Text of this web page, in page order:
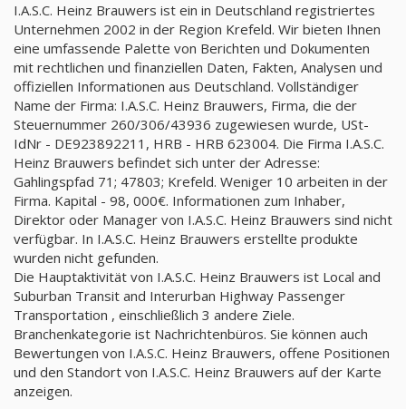
I.A.S.C. Heinz Brauwers ist ein in Deutschland registriertes
Unternehmen 2002 in der Region Krefeld. Wir bieten Ihnen
eine umfassende Palette von Berichten und Dokumenten
mit rechtlichen und finanziellen Daten, Fakten, Analysen und
offiziellen Informationen aus Deutschland. Vollständiger
Name der Firma: I.A.S.C. Heinz Brauwers, Firma, die der
Steuernummer 260/306/43936 zugewiesen wurde, USt-
IdNr - DE923892211, HRB - HRB 623004. Die Firma I.A.S.C.
Heinz Brauwers befindet sich unter der Adresse:
Gahlingspfad 71; 47803; Krefeld. Weniger 10 arbeiten in der
Firma. Kapital - 98, 000€. Informationen zum Inhaber,
Direktor oder Manager von I.A.S.C. Heinz Brauwers sind nicht
verfügbar. In I.A.S.C. Heinz Brauwers erstellte produkte
wurden nicht gefunden.
Die Hauptaktivität von I.A.S.C. Heinz Brauwers ist Local and
Suburban Transit and Interurban Highway Passenger
Transportation , einschließlich 3 andere Ziele.
Branchenkategorie ist Nachrichtenbüros. Sie können auch
Bewertungen von I.A.S.C. Heinz Brauwers, offene Positionen
und den Standort von I.A.S.C. Heinz Brauwers auf der Karte
anzeigen.